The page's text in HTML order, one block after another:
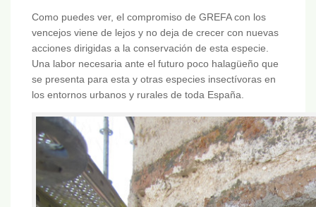
Como puedes ver, el compromiso de GREFA con los
vencejos viene de lejos y no deja de crecer con nuevas
acciones dirigidas a la conservación de esta especie.
Una labor necesaria ante el futuro poco halagüeño que
se presenta para esta y otras especies insectívoras en
los entornos urbanos y rurales de toda España.